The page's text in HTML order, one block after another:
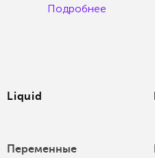
Подробнее
Liquid
Переменные